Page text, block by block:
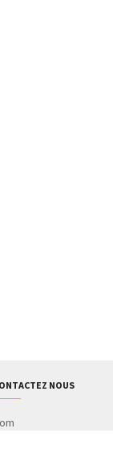
NOUS